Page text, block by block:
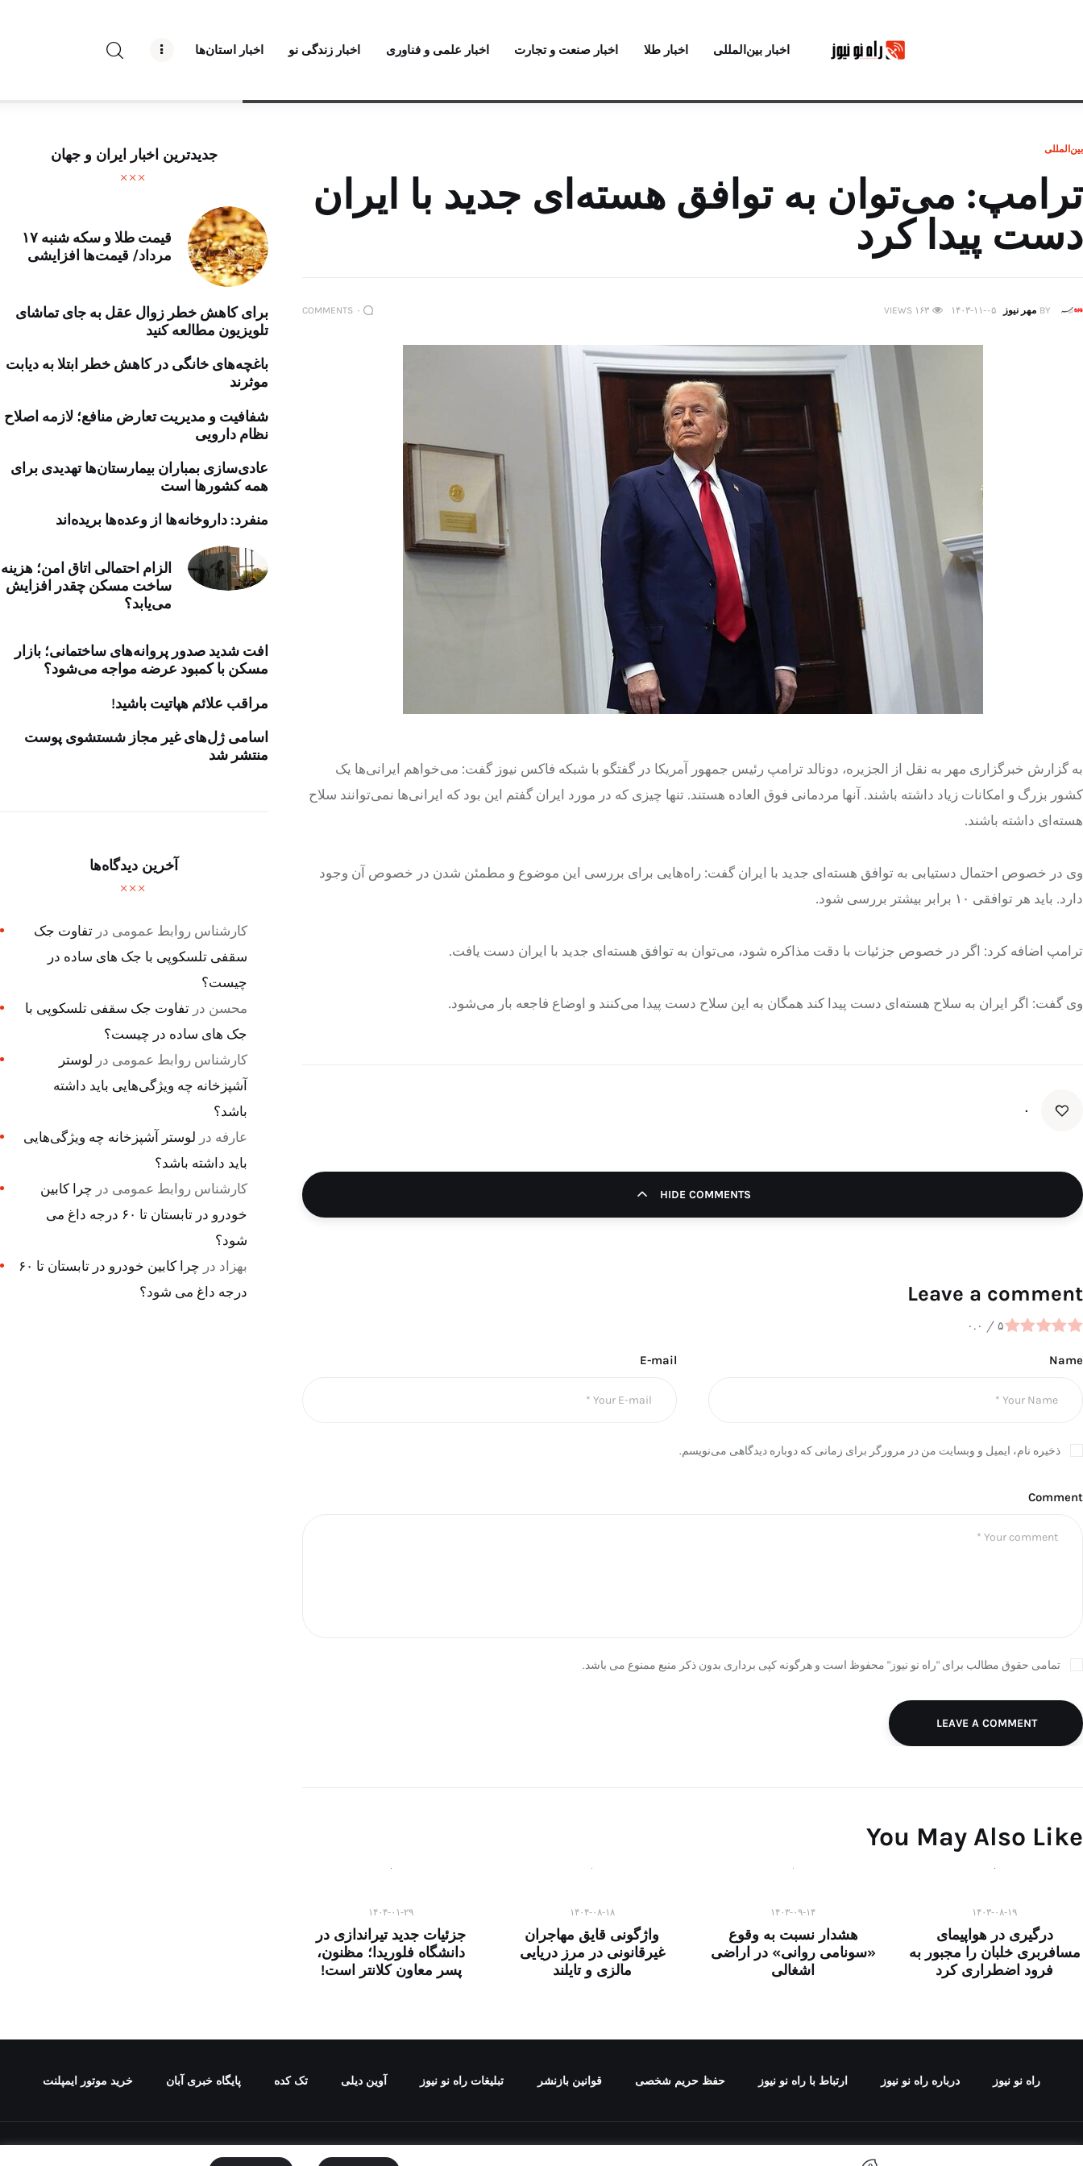
اخبار بین‌المللی اخبار طلا اخبار صنعت و تجارت اخبار علمی و فناوری اخبار زندگی نو اخبار استان‌ها
درباره راه‌ نو نیوز
آوین دیلی
خرید موتور ایمپلنت
بین‌المللی
ترامپ: می‌توان به توافق هسته‌ای جدید با ایران
دست پیدا کرد
BY مهر نیوز ۱۴۰۳-۱۱-۰۵ ۱۶۳ VIEWS ۰ COMMENTS
به گزارش خبرگزاری مهر به نقل از الجزیره، دونالد ترامپ رئیس جمهور آمریکا در گفتگو با شبکه فاکس نیوز گفت: می‌خواهم ایرانی‌ها یک
کشور بزرگ و امکانات زیاد داشته باشند. آنها مردمانی فوق العاده هستند. تنها چیزی که در مورد ایران گفتم این بود که ایرانی‌ها نمی‌توانند سلاح
هسته‌ای داشته باشند.
وی در خصوص احتمال دستیابی به توافق هسته‌ای جدید با ایران گفت: راه‌هایی برای بررسی این موضوع و مطمئن شدن در خصوص آن وجود
دارد. باید هر توافقی ۱۰ برابر بیشتر بررسی شود.
ترامپ اضافه کرد: اگر در خصوص جزئیات با دقت مذاکره شود، می‌توان به توافق هسته‌ای جدید با ایران دست یافت.
وی گفت: اگر ایران به سلاح هسته‌ای دست پیدا کند همگان به این سلاح دست پیدا می‌کنند و اوضاع فاجعه بار می‌شود.
۰
HIDE COMMENTS
Leave a comment
۰.۰ / ۵
Name
E-mail
ذخیره نام، ایمیل و وبسایت من در مرورگر برای زمانی که دوباره دیدگاهی می‌نویسم.
Comment
تمامی حقوق مطالب برای "راه نو نیوز" محفوظ است و هرگونه کپی برداری بدون ذکر منبع ممنوع می باشد.
LEAVE A COMMENT
You May Also Like
۱۴۰۳-۰۸-۱۹
درگیری در هواپیمای
مسافربری خلبان را مجبور به
فرود اضطراری کرد
۱۴۰۳-۰۹-۱۴
هشدار نسبت به وقوع
«سونامی روانی» در اراضی
اشغالی
۱۴۰۴-۰۸-۱۸
واژگونی قایق مهاجران
غیرقانونی در مرز دریایی
مالزی و تایلند
۱۴۰۴-۰۱-۲۹
جزئیات جدید تیراندازی در
دانشگاه فلوریدا؛ مظنون،
پسر معاون کلانتر است!
جدیدترین اخبار ایران و جهان
قیمت طلا و سکه شنبه ۱۷
مرداد/ قیمت‌ها افزایشی
برای کاهش خطر زوال عقل به جای تماشای
تلویزیون مطالعه کنید
باغچه‌های خانگی در کاهش خطر ابتلا به دیابت
موثرند
شفافیت و مدیریت تعارض منافع؛ لازمه اصلاح
نظام دارویی
عادی‌سازی بمباران بیمارستان‌ها تهدیدی برای
همه کشورها است
منفرد: داروخانه‌ها از وعده‌ها بریده‌اند
الزام احتمالی اتاق امن؛ هزینه
ساخت مسکن چقدر افزایش
می‌یابد؟
افت شدید صدور پروانه‌های ساختمانی؛ بازار
مسکن با کمبود عرضه مواجه می‌شود؟
مراقب علائم هپاتیت باشید!
اسامی ژل‌های غیر مجاز شستشوی پوست
منتشر شد
آخرین دیدگاه‌ها
کارشناس روابط عمومی در تفاوت جک
سقفی تلسکوپی با جک های ساده در
چیست؟
محسن در تفاوت جک سقفی تلسکوپی با
جک های ساده در چیست؟
کارشناس روابط عمومی در لوستر
آشپزخانه چه ویژگی‌هایی باید داشته
باشد؟
عارفه در لوستر آشپزخانه چه ویژگی‌هایی
باید داشته باشد؟
کارشناس روابط عمومی در چرا کابین
خودرو در تابستان تا ۶۰ درجه داغ می
شود؟
بهزاد در
چرا کابین خودرو در تابستان تا ۶۰
درجه داغ می شود؟
راه نو نیوز درباره راه‌ نو نیوز ارتباط با راه‌ نو نیوز حفظ حریم شخصی قوانین بازنشر تبلیغات راه نو نیوز آوین دیلی تک کده پایگاه خبری آبان خرید موتور ایمپلنت
تمامی حقوق مطالب برای "راه نو نیوز" محفوظ است و هرگونه کپی برداری بدون ذکر منبع ممنوع می باشد.